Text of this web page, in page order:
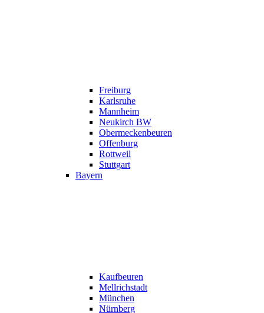
Freiburg
Karlsruhe
Mannheim
Neukirch BW
Obermeckenbeuren
Offenburg
Rottweil
Stuttgart
Bayern
Kaufbeuren
Mellrichstadt
München
Nürnberg